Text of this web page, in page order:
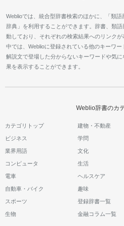
Weblioでは、統合型辞書検索のほかに、「類
辞典」を利用することができます。辞書、類
動しており、それぞれの検索結果へのリンク
中では、Weblioに登録されている他のキーワー
解説文で登場した分からないキーワードや気
果を表示することができます。
Weblio辞書のカ
カテゴリトップ 建物・不動産
ビジネス 学問
業界用語 文化
コンピュータ 生活
電車 ヘルスケア
自動車・バイク 趣味
スポーツ 登録辞書一覧
生物 金融コラム一覧